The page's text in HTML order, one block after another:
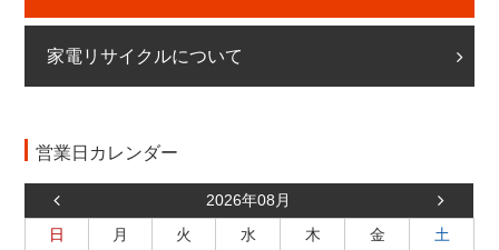
家電リサイクルについて
営業日カレンダー
2026年08月
日
月 火 水 木 金
土